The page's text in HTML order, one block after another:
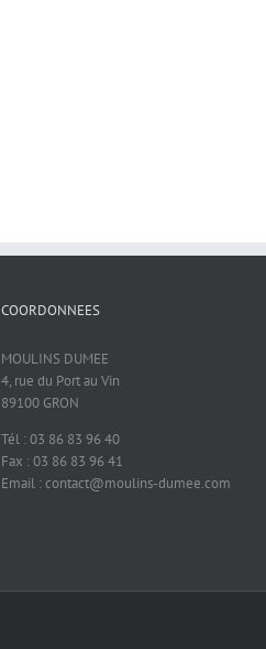
COORDONNEES
MOULINS DUMEE
4, rue du Port au Vin
89100 GRON
Tél : 03 86 83 96 40
Fax : 03 86 83 96 41
Email : contact@moulins-dumee.com